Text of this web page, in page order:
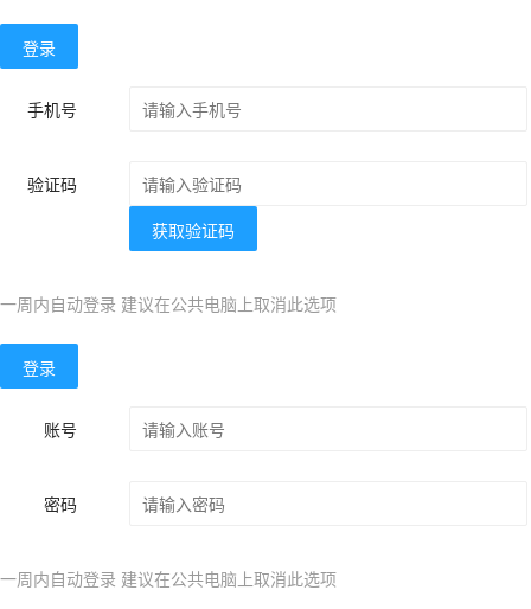
登录
手机号
验证码
获取验证码
一周内自动登录 建议在公共电脑上取消此选项
登录
账号
密码
一周内自动登录 建议在公共电脑上取消此选项